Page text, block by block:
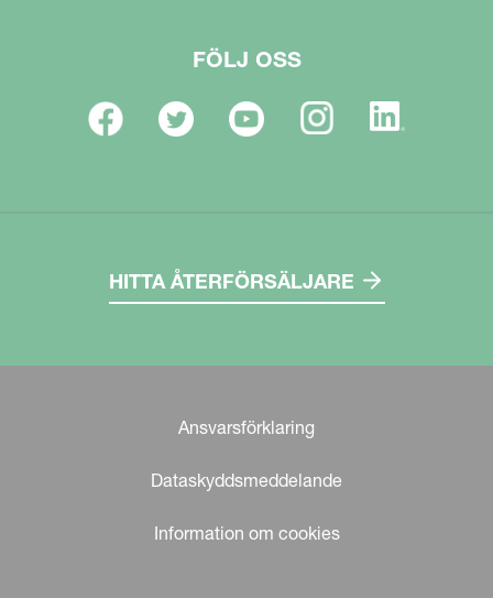
FÖLJ OSS
HITTA ÅTERFÖRSÄLJARE
Ansvarsförklaring
Dataskyddsmeddelande
Information om cookies